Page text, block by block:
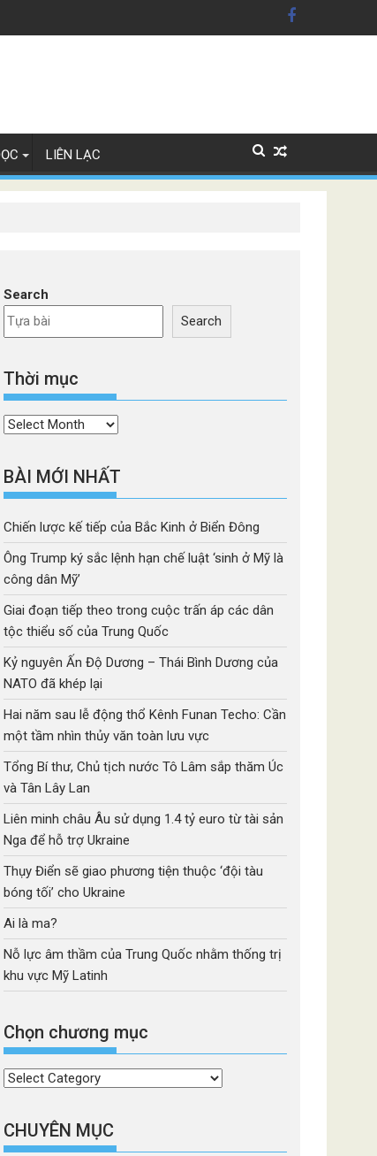
LIÊN LẠC
Search
Search
Thời mục
Thời
BÀI MỚI NHẤT
Chiến lược kế tiếp của Bắc Kinh ở Biển Đông
Ông Trump ký sắc lệnh hạn chế luật ‘sinh ở Mỹ là
công dân Mỹ’
Giai đoạn tiếp theo trong cuộc trấn áp các dân
tộc thiểu số của Trung Quốc
Kỷ nguyên Ấn Độ Dương – Thái Bình Dương của
NATO đã khép lại
Hai năm sau lễ động thổ Kênh Funan Techo: Cần
một tầm nhìn thủy văn toàn lưu vực
Tổng Bí thư, Chủ tịch nước Tô Lâm sắp thăm Úc
và Tân Lây Lan
Liên minh châu Âu sử dụng 1.4 tỷ euro từ tài sản
Nga để hỗ trợ Ukraine
Thụy Điển sẽ giao phương tiện thuộc ‘đội tàu
bóng tối’ cho Ukraine
Ai là ma?
Nỗ lực âm thầm của Trung Quốc nhằm thống trị
khu vực Mỹ Latinh
Chọn chương mục
Chọn
mục
CHUYÊN MỤC